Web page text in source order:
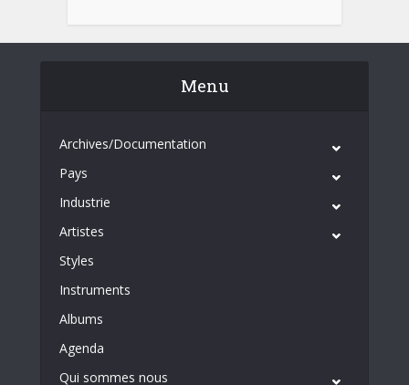
Menu
Archives/Documentation
Pays
Industrie
Artistes
Styles
Instruments
Albums
Agenda
Qui sommes nous